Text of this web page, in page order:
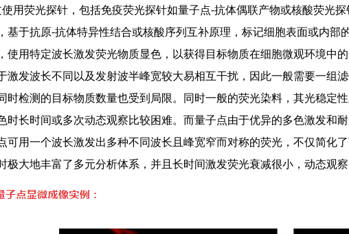
荧光探针，包括免疫荧光探针如量子点-抗体偶联产物或核酸荧光探
基于抗原-抗体特异性结合或核酸序列互补原理，标记细胞表面或内部
使用特定波长激发荧光物质显色，以获得目标物质在细胞微观环境中
激发波长不同以及发射波半峰宽较大易相互干扰，因此一般需要一组
时检测的目标物质数量也受到局限。同时一般的荧光染料，其光稳定
时长时间或多次动态观察比较困难。而量子点由于优异的多色激发和
可用一个波长激发出多种不同波长且峰宽窄而对称的荧光，不仅简化
极大地丰富了多元分析体系，并且长时间激发荧光衰减很小，动态观察